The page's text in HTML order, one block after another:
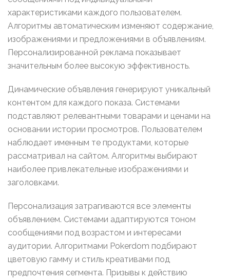
характеристиками каждого пользователем.
Алгоритмы автоматическим изменяют содержание,
изображениями и предложениями в объявлениям.
Персонализированной реклама показывает
значительным более высокую эффективность.
Динамические объявления генерируют уникальный
контентом для каждого показа. Системами
подставляют релевантными товарами и ценами на
основании истории просмотров. Пользователем
наблюдает именным те продуктами, которые
рассматривал на сайтом. Алгоритмы выбирают
наиболее привлекательные изображениями и
заголовками.
Персонализация затрагиваются все элементы
объявлением. Системами адаптируются тоном
сообщениями под возрастом и интересами
аудитории. Алгоритмами Pokerdom подбирают
цветовую гамму и стиль креативами под
предпочтения сегмента. Призывы к действию